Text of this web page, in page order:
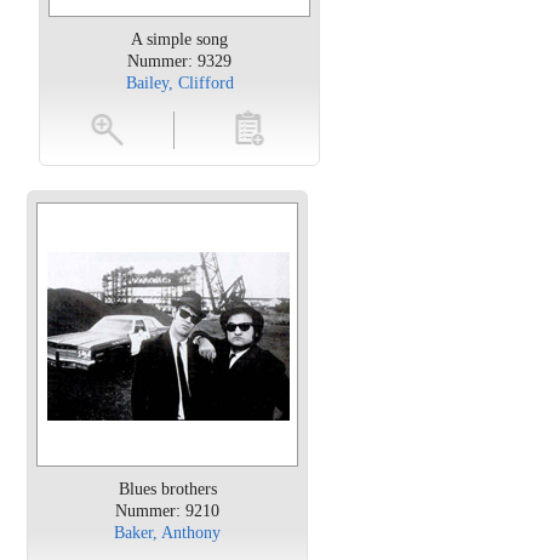
A simple song
Nummer: 9329
Bailey, Clifford
toevoegen
Blues brothers
Nummer: 9210
Baker, Anthony